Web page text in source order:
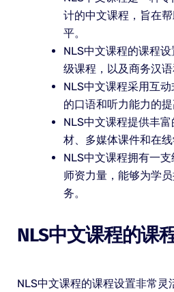
计的中文课程，旨在
平。
NLS中文课程的课程
级课程，以及商务汉语
NLS中文课程采用互
的口语和听力能力的提
NLS中文课程提供丰
材、多媒体课件和在线
NLS中文课程拥有一
师资力量，能够为学
务。
NLS中文课程的课
NLS中文课程的课程设置非常灵